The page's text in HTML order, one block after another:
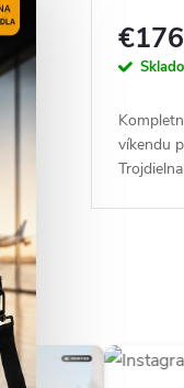
víkendu
l